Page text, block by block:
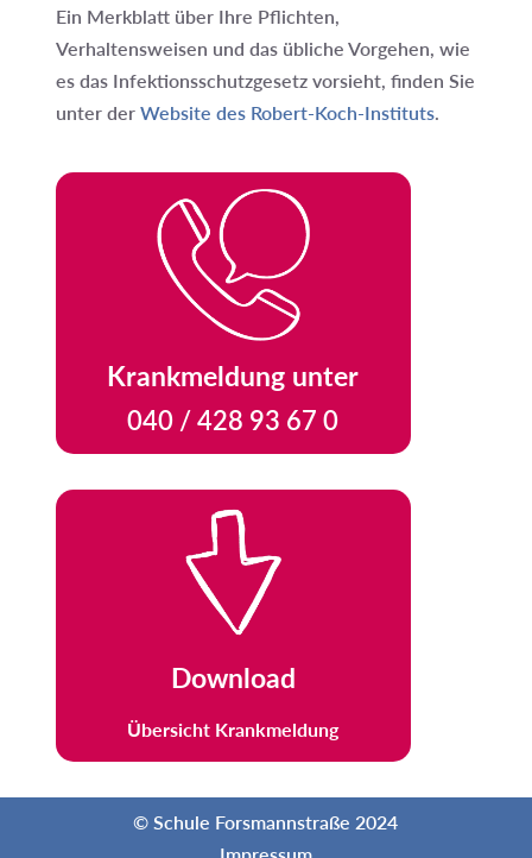
Ein Merkblatt über Ihre Pflichten,
Verhaltensweisen und das übliche Vorgehen, wie
es das Infektionsschutzgesetz vorsieht, finden Sie
unter der Website des Robert-Koch-Instituts.
Krankmeldung unter
040 / 428 93 67 0
Download
Übersicht Krankmeldung
© Schule Forsmannstraße 2024